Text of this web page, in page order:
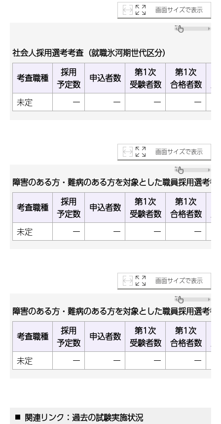
画面サイズで表示
社会人採用選考考査（就職氷河期世代区分）
考査職種
採用
予定数
申込者数
第1次
受験者数
第1次
合格者数
未定
ー ー ー ー
画面サイズで表示
障害のある方・難病のある方を対象とした職員採用選考
考査職種
採用
予定数
申込者数
第1次
受験者数
第1次
合格者数
未定
ー ー ー ー
画面サイズで表示
障害のある方・難病のある方を対象とした職員採用選考
考査職種
採用
予定数
申込者数
第1次
受験者数
第1次
合格者数
受
未定
ー ー ー ー
関連リンク：過去の試験実施状況